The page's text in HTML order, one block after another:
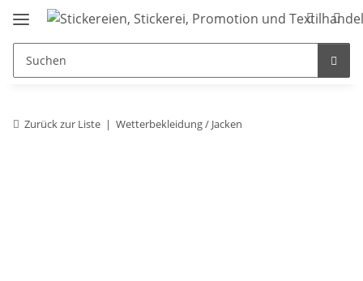
Zurück zur Liste Wetterbekleidung / Jacken